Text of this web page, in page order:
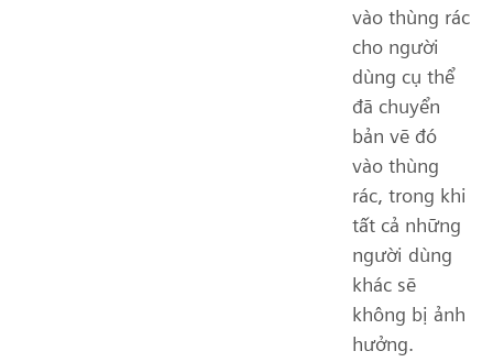
vào thùng rác
cho người
dùng cụ thể
đã chuyển
bản vẽ đó
vào thùng
rác, trong khi
tất cả những
người dùng
khác sẽ
không bị ảnh
hưởng.